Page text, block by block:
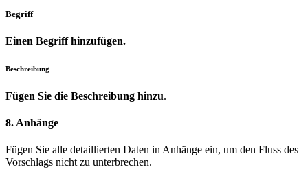
Begriff
Einen Begriff hinzufügen.
Beschreibung
Fügen Sie die Beschreibung hinzu.
8. Anhänge
Fügen Sie alle detaillierten Daten in Anhänge ein, um den Fluss des
Vorschlags nicht zu unterbrechen.